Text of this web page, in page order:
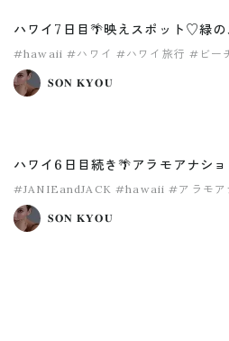
ハワイ7日目🌴映えスポット♡緑
#hawaii #ハワイ #ハワイ旅行 #ビー
#夏の思い出
𝐒𝐎𝐍 𝐊𝐘𝐎𝐔
ハワイ6日目続き🌴アラモアナシ
#JANIEandJACK #hawaii #アラモア
#ハワイ旅行
𝐒𝐎𝐍 𝐊𝐘𝐎𝐔